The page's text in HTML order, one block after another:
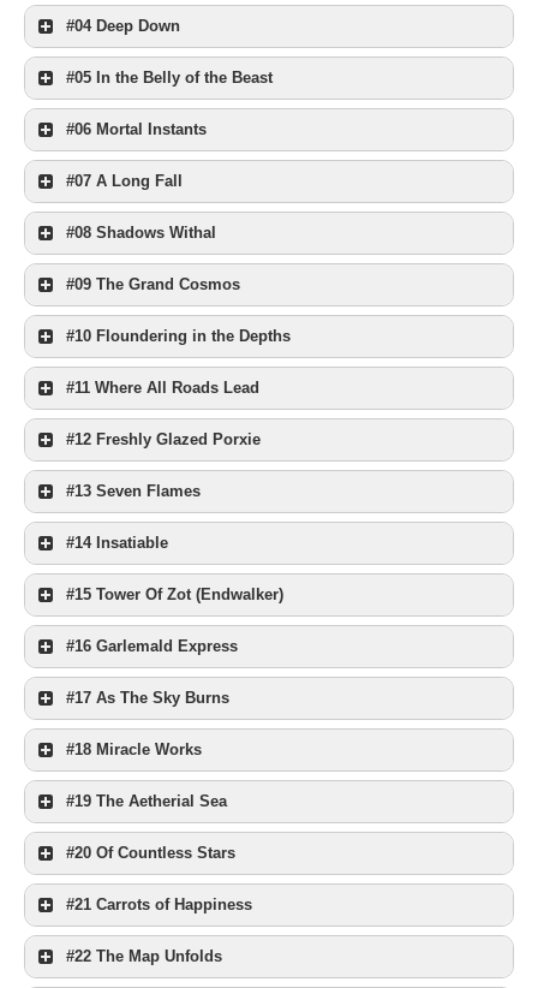
#04 Deep Down
#05 In the Belly of the Beast
#06 Mortal Instants
#07 A Long Fall
#08 Shadows Withal
#09 The Grand Cosmos
#10 Floundering in the Depths
#11 Where All Roads Lead
#12 Freshly Glazed Porxie
#13 Seven Flames
#14 Insatiable
#15 Tower Of Zot (Endwalker)
#16 Garlemald Express
#17 As The Sky Burns
#18 Miracle Works
#19 The Aetherial Sea
#20 Of Countless Stars
#21 Carrots of Happiness
#22 The Map Unfolds